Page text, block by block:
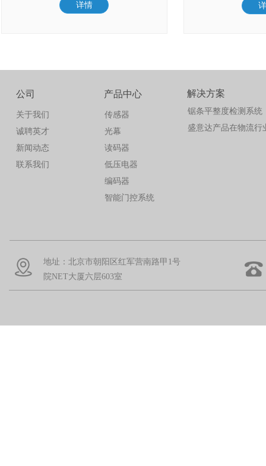
详情
产品中心
传感器
光幕
读码器
低压电器
编码器
智能门控系统
解决方案
关于我们
诚聘英才
新闻动态
联系我们
公司
锯条平整度检测系统
地址：北京市朝阳区红军营南路甲1号
院NET大厦六层603室
盛意达产品在物流行